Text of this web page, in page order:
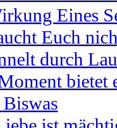
Eines
Euch
durch
bietet